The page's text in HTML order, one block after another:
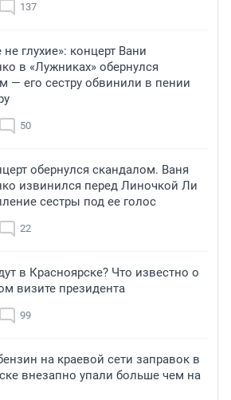
137
глухие»: концерт Вани
в «Лужниках» обернулся
— его сестру обвинили в пении
50
обернулся скандалом. Ваня
извинился перед Линочкой Ли
сестры под ее голос
22
в Красноярске? Что известно о
визите президента
99
на краевой сети заправок в
внезапно упали больше чем на